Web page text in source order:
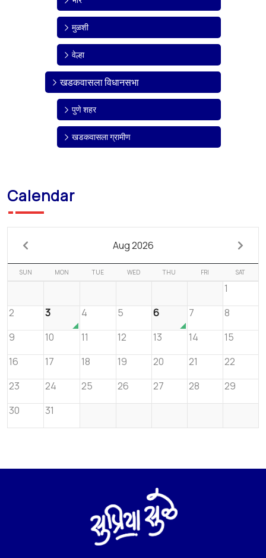
मुळशी
वेल्हा
खडकवासला विधानसभा
पुणे शहर
खडकवासला ग्रामीण
Calendar
Aug 2026
SUN MON TUE WED THU FRI SAT
1
2
3 4 5 6 7
8
9
10 11 12 13 14
15
16
17 18 19 20 21
22
23
24 25 26 27 28
29
30
31